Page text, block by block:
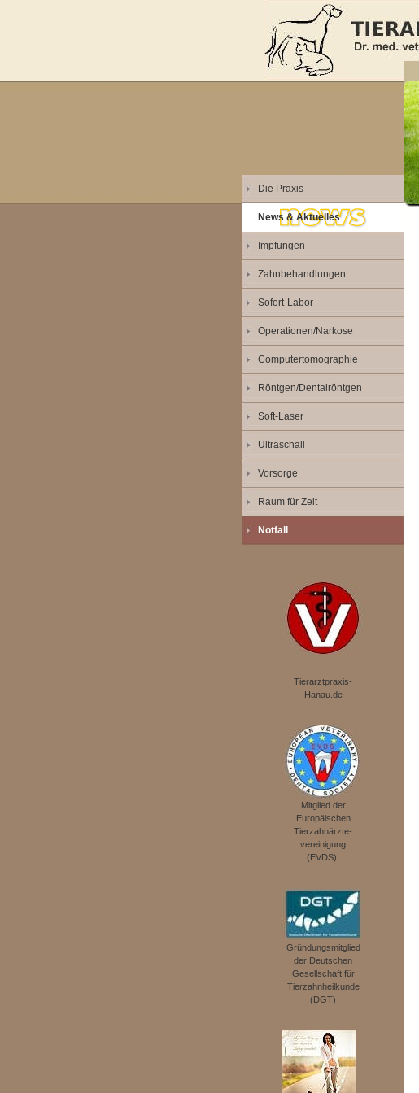
Die Praxis
News & Aktuelles
Impfungen
Zahnbehandlungen
Sofort-Labor
Operationen/Narkose
Computertomographie
Röntgen/Dentalröntgen
Soft-Laser
Ultraschall
Vorsorge
Raum für Zeit
Notfall
Tierarztpraxis-
Hanau.de
Mitglied der
Europäischen
Tierzahnärzte­
vereinigung
(EVDS).
Gründungsmitglied
der Deut­schen
Gesellschaft für
Tierzahnheilkunde
(DGT)